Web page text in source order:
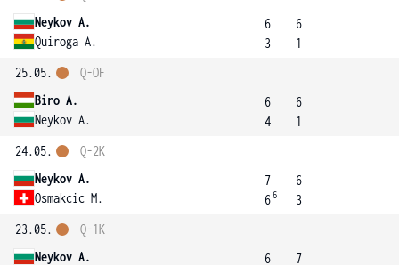
Neykov A.
Quiroga A.
6
3
6
1
25.05.
Biro A.
Neykov A.
Q-OF
6
4
6
1
24.05.
Neykov A.
Osmakcic M.
Q-2K
7
66
6
3
23.05.
Neykov A.
Q-1K
6
7